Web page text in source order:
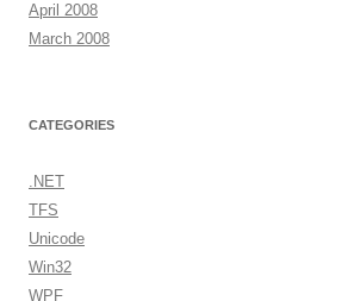
April 2008
March 2008
CATEGORIES
.NET
TFS
Unicode
Win32
WPF